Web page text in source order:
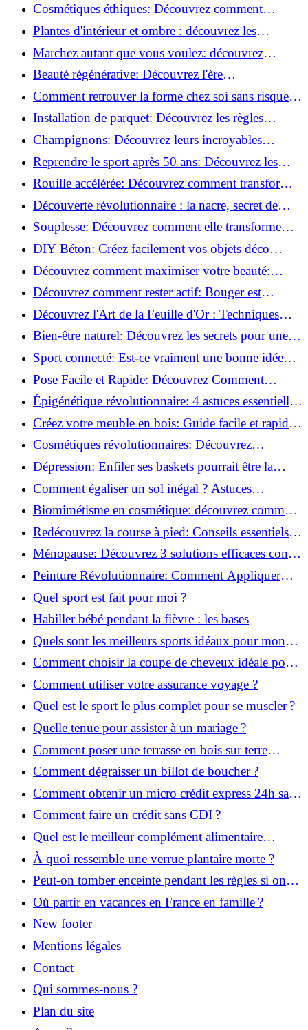
Cosmétiques éthiques: Découvrez comment
transformer votre routine beauté!
Plantes d'intérieur et ombre : découvrez les
meilleures pour votre maison !
Marchez autant que vous voulez: découvrez
pourquoi c'est bénéfique!
Beauté régénérative: Découvrez l'ère
révolutionnaire de la cosmétique verte!
Comment retrouver la forme chez soi sans risque
de blessure: Techniques et conseils sûrs!
Installation de parquet: Découvrez les règles
essentielles à respecter!
Champignons: Découvrez leurs incroyables
pouvoirs antioxydants!
Reprendre le sport après 50 ans: Découvrez les
meilleures méthodes!
Rouille accélérée: Découvrez comment transformer
la corrosion en déco tendance!
Découverte révolutionnaire : la nacre, secret de
régénération inouï !
Souplesse: Découvrez comment elle transforme
votre performance sportive!
DIY Béton: Créez facilement vos objets déco
tendance!
Découvrez comment maximiser votre beauté:
Astuces et secrets révélés!
Découvrez comment rester actif: Bouger est
toujours possible!
Découvrez l'Art de la Feuille d'Or : Techniques
Incontournables pour Réussir!
Bien-être naturel: Découvrez les secrets pour une
vie saine!
Sport connecté: Est-ce vraiment une bonne idée
pour vous?
Pose Facile et Rapide: Découvrez Comment
Monter des Carreaux de Béton Cellulaire!
Épigénétique révolutionnaire: 4 astuces essentielles
pour transformer votre bien-être!
Créez votre meuble en bois: Guide facile et rapide
pour débutants!
Cosmétiques révolutionnaires: Découvrez
comment les fermes verticales transforment la
beauté!
Dépression: Enfiler ses baskets pourrait être la
solution!
Comment égaliser un sol inégal ? Astuces
infaillibles pour réussir !
Biomimétisme en cosmétique: découvrez comment
la nature inspire l'avenir des soins beauté!
Redécouvrez la course à pied: Conseils essentiels
pour reprendre!
Ménopause: Découvrez 3 solutions efficaces contre
les bouffées de chaleur!
Peinture Révolutionnaire: Comment Appliquer
Deux Couleurs Sur Une Porte!
Quel sport est fait pour moi ?
Habiller bébé pendant la fièvre : les bases
Quels sont les meilleurs sports idéaux pour mon
enfant ?
Comment choisir la coupe de cheveux idéale pour
votre visage ?
Comment utiliser votre assurance voyage ?
Quel est le sport le plus complet pour se muscler ?
Quelle tenue pour assister à un mariage ?
Comment poser une terrasse en bois sur terre
battue ?
Comment dégraisser un billot de boucher ?
Comment obtenir un micro crédit express 24h sans
justificatif ?
Comment faire un crédit sans CDI ?
Quel est le meilleur complément alimentaire
cheveux efficace ? Notre avis dans cet article
À quoi ressemble une verrue plantaire morte ?
Peut-on tomber enceinte pendant les règles si on
prend la pilule ?
Où partir en vacances en France en famille ?
New footer
Mentions légales
Contact
Qui sommes-nous ?
Plan du site